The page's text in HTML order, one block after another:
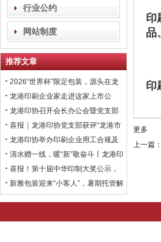
行业公约
网站制度
推荐文章
2026“世界杯”限定包装，源头在龙
港
龙港印刷企业家走进这家上市公
司，学习数智化转型经验！
龙港印协召开会长办公会暨党支部
联席会议，黄振国常委出席
喜报｜龙港印协党支部获评“龙港市
先进基层党组织”
龙港印协举办印刷企业用工合规及
离职纠纷风险防范培训
清水赠一线，暖“新”敬奋斗丨龙港印
协参与关爱新就业群体活动
喜报！第十届中华印制大奖公示，
龙港揽获1金1银6铜3优秀奖
新雅包装迎来“小客人”，暑期托管解
印
品
印
更多
上一篇：